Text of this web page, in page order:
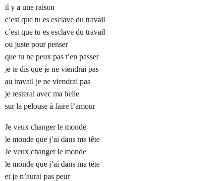
il y a une raison
c’est que tu es esclave du travail
c’est que tu es esclave du travail
ou juste pour penser
que tu ne peux pas t’en passer
je te dis que je ne viendrai pas
au travail je ne viendrai pas
je resterai avec ma belle
sur la pelouse à faire l’amour
Je veux changer le monde
le monde que j’ai dans ma tête
Je veux changer le monde
le monde que j’ai dans ma tête
et je n’aurai pas peur